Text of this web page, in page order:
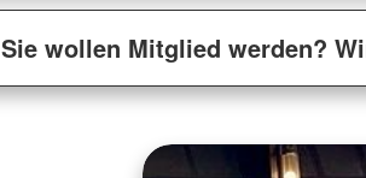
Sie wollen Mitglied werden?